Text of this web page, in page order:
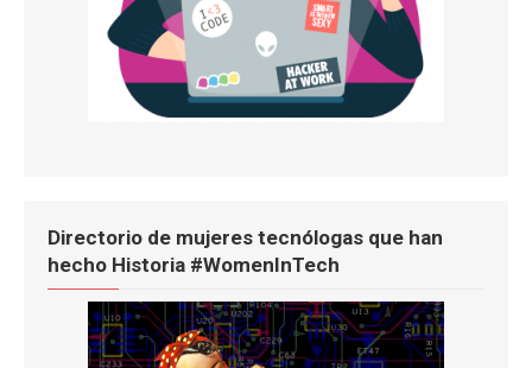
Directorio de mujeres tecnólogas que han
hecho Historia #WomenInTech